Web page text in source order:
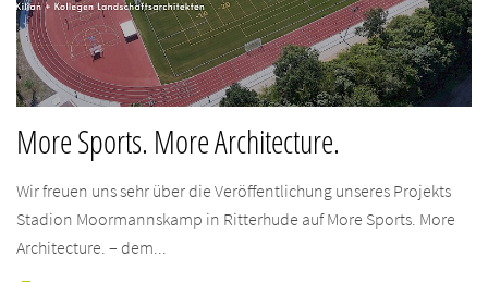
More Sports. More Architecture.
Wir freuen uns sehr über die Veröffentlichung unseres Projekts
Stadion Moormannskamp in Ritterhude auf More Sports. More
Architecture. – dem...